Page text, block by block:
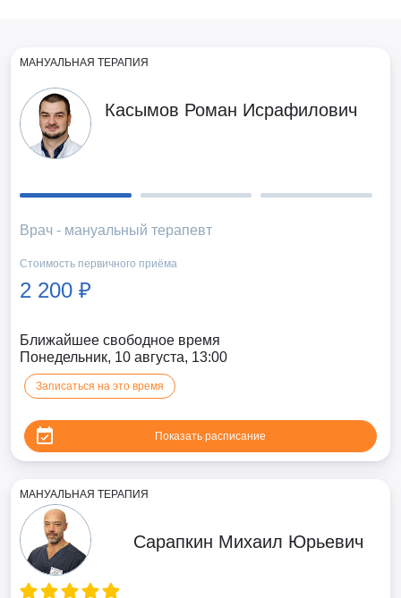
МАНУАЛЬНАЯ ТЕРАПИЯ
Касымов Роман Исрафилович
Врач - мануальный терапевт
Стоимость первичного приёма
2 200 ₽
Ближайшее свободное время
Понедельник, 10 августа, 13:00
Записаться на это время
Показать расписание
МАНУАЛЬНАЯ ТЕРАПИЯ
Сарапкин Михаил Юрьевич